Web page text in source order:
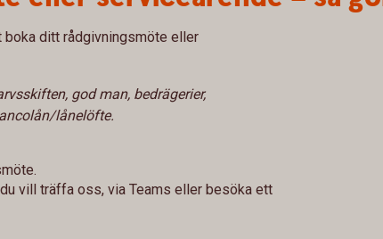
boka ditt rådgivningsmöte eller
god man, bedrägerier,
lånelöfte.
vill träffa oss, via Teams eller besöka ett